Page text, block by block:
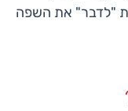
"לדבר" את השפה